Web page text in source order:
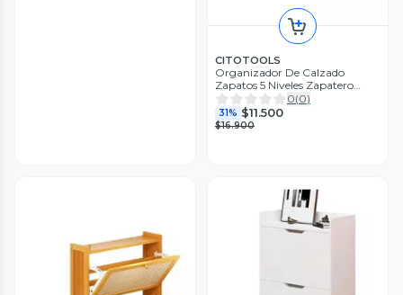
CITOTOOLS
Organizador De Calzado
Zapatos 5 Niveles Zapatero
Perchero
0(0)
31% $11.500
$16.900